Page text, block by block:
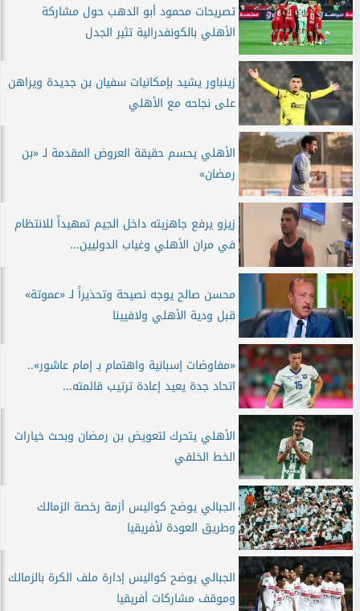
تصريحات محمود أبو الدهب حول مشاركة
الأهلي بالكونفدرالية تثير الجدل
زينباور يشيد بإمكانيات سفيان بن جديدة ويراهن
على نجاحه مع الأهلي
الأهلي يحسم حقيقة العروض المقدمة لـ «بن
رمضان»
زيزو يرفع جاهزيته داخل الجيم تمهيداً للانتظام
في مران الأهلي وغياب الدوليين...
محسن صالح يوجه نصيحة وتحذيراً لـ «عموتة»
قبل ودية الأهلي ولافيينا
«مفاوضات إسبانية واهتمام بـ إمام عاشور»..
اتحاد جدة يعيد إعادة ترتيب قائمته...
الأهلي يتحرك لتعويض بن رمضان وبحث خيارات
الخط الخلفي
الجبالي يوضح كواليس أزمة رخصة الزمالك
وطريق العودة لأفريقيا
الجبالي يوضح كواليس إدارة ملف الكرة بالزمالك
وموقف مشاركات أفريقيا